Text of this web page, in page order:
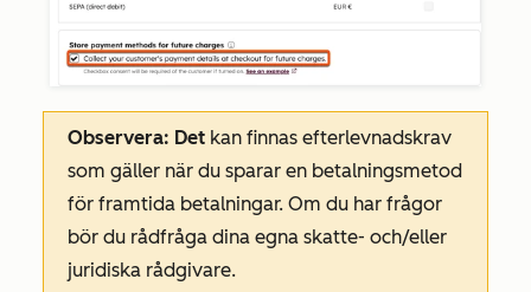
Observera: Det kan finnas efterlevnadskrav
som gäller när du sparar en betalningsmetod
för framtida betalningar. Om du har frågor
bör du rådfråga dina egna skatte- och/eller
juridiska rådgivare.